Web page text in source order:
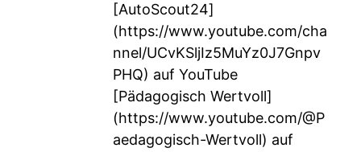
[AutoScout24]
(https://www.youtube.com/cha
nnel/UCvKSljIz5MuYz0J7Gnpv
PHQ) auf YouTube
[Pädagogisch Wertvoll]
(https://www.youtube.com/@P
aedagogisch-Wertvoll) auf